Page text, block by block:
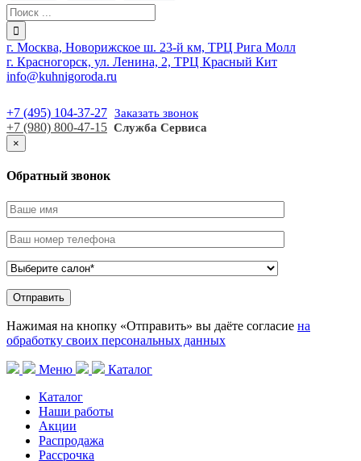
г. Москва, Новорижское ш. 23-й км, ТРЦ Рига Молл
г. Красногорск, ул. Ленина, 2, ТРЦ Красный Кит
info@kuhnigoroda.ru
+7 (495) 104-37-27 Заказать звонок
+7 (980) 800-47-15 Служба Сервиса
×
Обратный звонок
Нажимая на кнопку «Отправить» вы даёте согласие на
обработку своих персональных данных
Меню
Каталог
Каталог
Наши работы
Акции
Распродажа
Рассрочка